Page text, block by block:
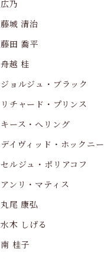
広乃
藤城 清治
藤田 喬平
舟越 桂
ジョルジュ・ブラック
リチャード・プリンス
キース・へリング
デイヴィッド・ホックニー
セルジュ・ポリアコフ
アンリ・マティス
丸尾 康弘
水木 しげる
南 桂子